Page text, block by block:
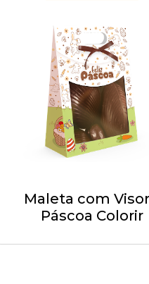
Maleta com
Páscoa Colorir